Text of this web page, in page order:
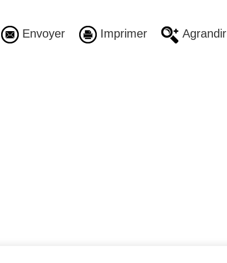
Envoyer Imprimer Agrandir